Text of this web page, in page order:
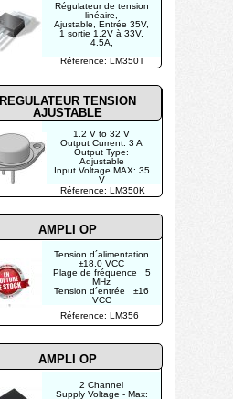
Réference: LM350T
Régulateur de tension
linéaire,
Ajustable, Entrée 35V,
1 sortie 1.2V à 33V,
4.5A,
Réference: LM350K
1.2 V to 32 V
Output Current: 3 A
Output Type:
Adjustable
Input Voltage MAX: 35
V
Input Voltage MIN: 4.2
V
2 Channel
Supply Voltage - Max:
REGULATEUR TENSION
AJUSTABLE
Tension d´alimentation
±18.0 VCC
Plage de fréquence 5
MHz
Tension d´entrée ±16
VCC
... ±12 VCC
Réference: LM356
AMPLI OP
AMPLI OP